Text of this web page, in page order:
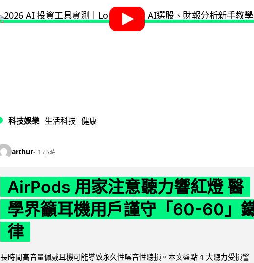
科技娛樂 生活科技 健康
arthur 1 小時
AirPods 用家注意聽力響紅燈 醫
學界籲耳機用戶謹守「60-60」鐵
律
長時間高音量佩戴耳機可能導致永久性噪音性聽損。本文盤點 4 大聽力受損警